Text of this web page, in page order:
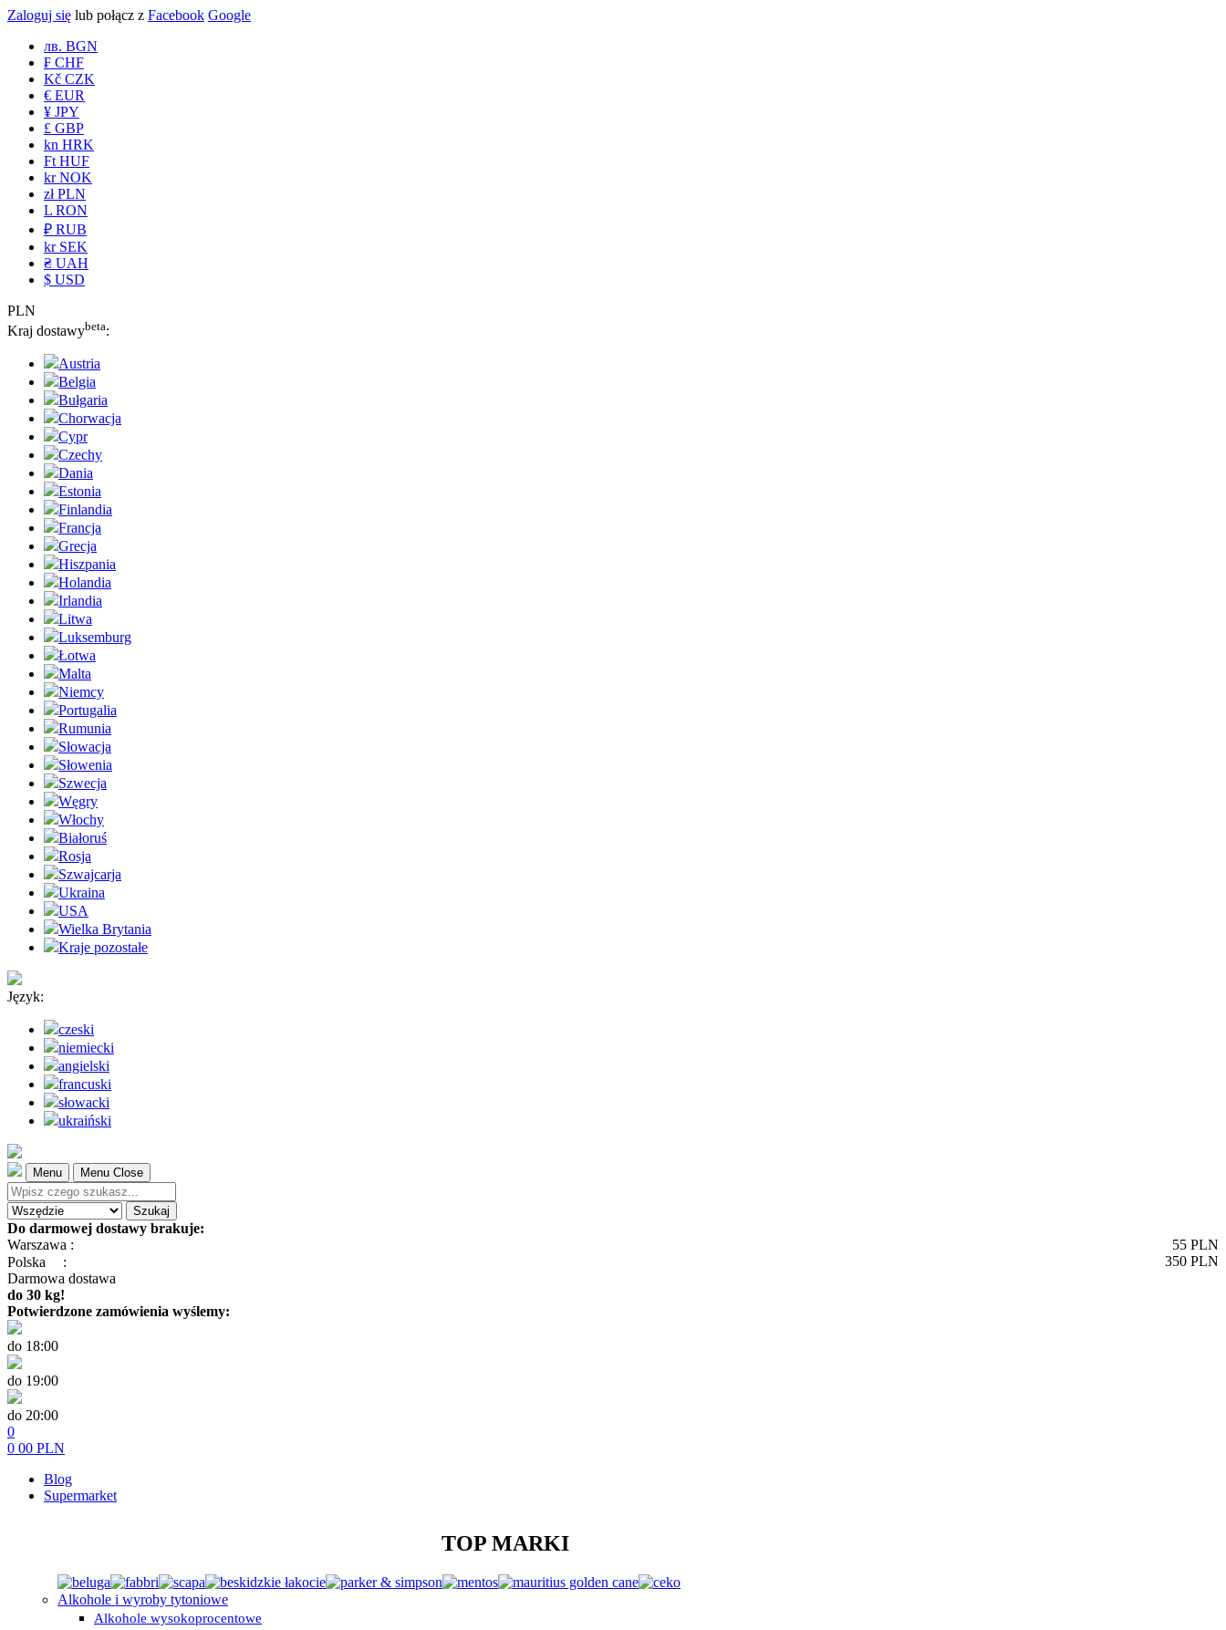
Zaloguj się lub połącz z Facebook Google
лв. BGN
₣ CHF
Kč CZK
€ EUR
¥ JPY
£ GBP
kn HRK
Ft HUF
kr NOK
zł PLN
L RON
₽ RUB
kr SEK
₴ UAH
$ USD
PLN
Kraj dostawybeta:
Austria
Belgia
Bułgaria
Chorwacja
Cypr
Czechy
Dania
Estonia
Finlandia
Francja
Grecja
Hiszpania
Holandia
Irlandia
Litwa
Luksemburg
Łotwa
Malta
Niemcy
Portugalia
Rumunia
Słowacja
Słowenia
Szwecja
Węgry
Włochy
Białoruś
Rosja
Szwajcarja
Ukraina
USA
Wielka Brytania
Kraje pozostałe
Język:
czeski
niemiecki
angielski
francuski
słowacki
ukraiński
Menu Menu Close
Szukaj
Do darmowej dostawy brakuje:
Warszawa :
55 PLN
Polska
: 350 PLN
Darmowa dostawa
do 30 kg!
Potwierdzone zamówienia wyślemy:
do 18:00
do 19:00
do 20:00
0
0 00 PLN
Blog
Supermarket
TOP MARKI
Alkohole i wyroby tytoniowe
Alkohole wysokoprocentowe